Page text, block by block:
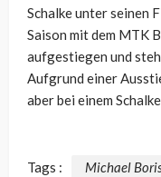
Schalke unter seinen
Saison mit dem MTK
aufgestiegen und
Aufgrund einer
aber bei einem
Tags : Michael